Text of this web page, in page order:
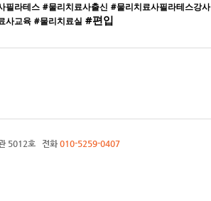
필라테스 #물리치료사출신 #물리치료사필라테스강사
사교육 #물리치료실 #편입
5012호 전화010-5259-0407